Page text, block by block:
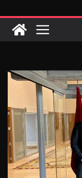
destinada
en una
marroquí-